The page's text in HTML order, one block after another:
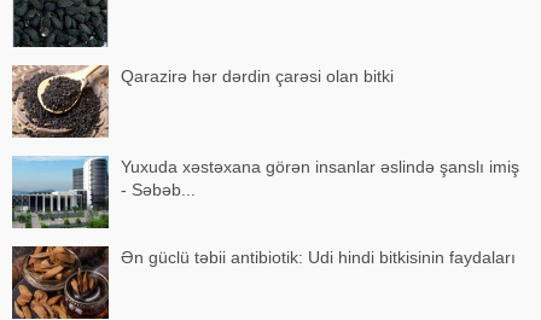
Qarazirə hər dərdin çarəsi olan bitki
Yuxuda xəstəxana görən insanlar əslində şanslı imiş
- Səbəb...
Ən güclü təbii antibiotik: Udi hindi bitkisinin faydaları